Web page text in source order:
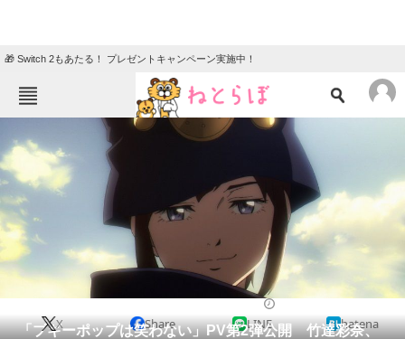
🎁 Switch 2もあたる！ プレゼントキャンペーン実施中！
ねとらぼメニュー
TOP
エンタメ クイズ
グルメ
住まい 教育・育児
リサーチ
会員記事
「ブギーポップは笑わない」PV第2弾公開 竹達彩奈、
X Share LINE hatena